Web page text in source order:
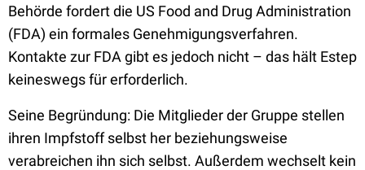
Behörde fordert die US Food and Drug Administration
(FDA) ein formales Genehmigungsverfahren.
Kontakte zur FDA gibt es jedoch nicht – das hält Estep
keineswegs für erforderlich.
Seine Begründung: Die Mitglieder der Gruppe stellen
ihren Impfstoff selbst her beziehungsweise
verabreichen ihn sich selbst. Außerdem wechselt kein